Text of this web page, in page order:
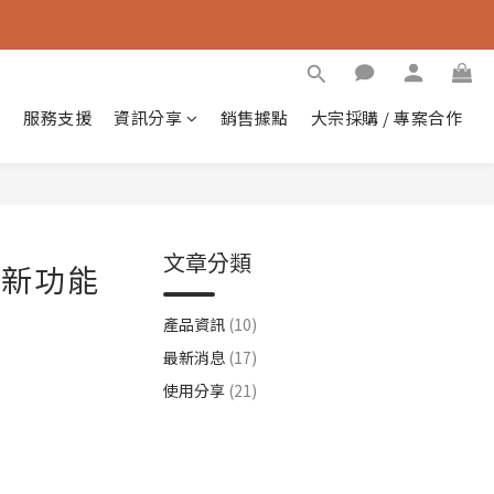
服務支援 資訊分享 銷售據點 大宗採購 / 專案合作
功能
文章分類
產品資訊 (10)
最新消息 (17)
使用分享 (21)